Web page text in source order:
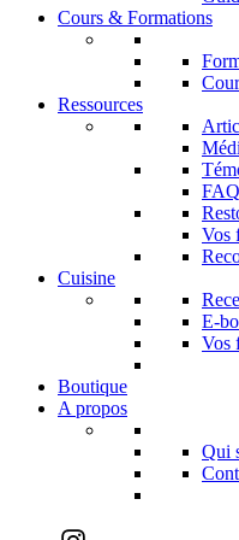
Cours & Formations
Ressources
Vos
Cuisine
E-
Vos
Boutique
A propos
Qui
Instagram